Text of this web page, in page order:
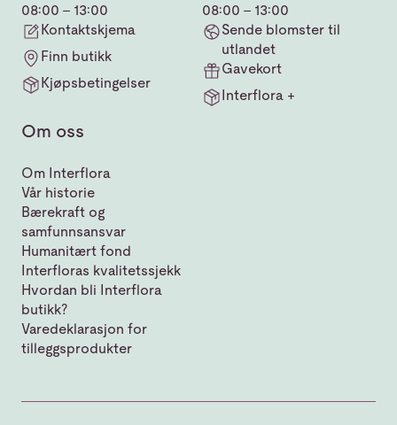
08:00 - 13:00
Kontaktskjema
Finn butikk
Kjøpsbetingelser
08:00 - 13:00
Sende blomster til
utlandet
Gavekort
Interflora +
Om oss
Om Interflora
Vår historie
Bærekraft og
samfunnsansvar
Humanitært fond
Interfloras kvalitetssjekk
Hvordan bli Interflora
butikk?
Varedeklarasjon for
tilleggsprodukter